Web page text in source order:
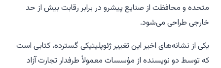
متحده و محافظت از صنایع پیشرو در برابر رقابت بیش از حد
خارجی طراحی می‌شود.
یکی از نشانه‌های اخیر این تغییر ژئوپلیتیکی گسترده، کتابی است
که توسط دو نویسنده از مؤسسات معمولاً طرفدار تجارت آزاد